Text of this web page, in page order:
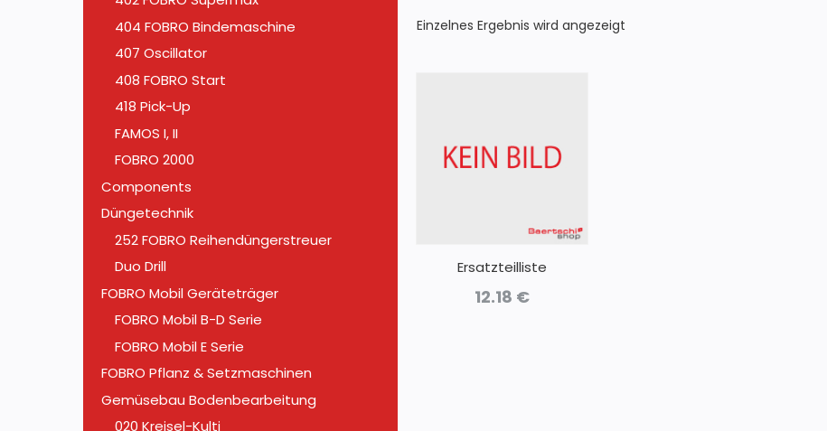
Einzelnes Ergebnis wird angezeigt
Ersatzteilliste
12.18 €
404 FOBRO Bindemaschine
407 Oscillator
408 FOBRO Start
418 Pick-Up
FAMOS I, II
FOBRO 2000
Components
Düngetechnik
252 FOBRO Reihendüngerstreuer
Duo Drill
FOBRO Mobil Geräteträger
FOBRO Mobil B-D Serie
FOBRO Mobil E Serie
FOBRO Pflanz & Setzmaschinen
Gemüsebau Bodenbearbeitung
020 Kreisel-Kulti